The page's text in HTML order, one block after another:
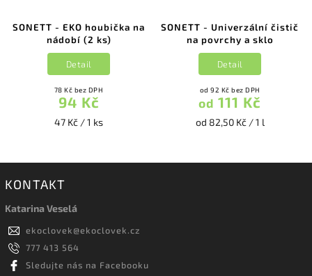
SONETT - EKO houbička na
nádobí (2 ks)
78 Kč bez DPH
94 Kč
47 Kč / 1 ks
Detail
SONETT - Univerzální čistič
na povrchy a sklo
od 92 Kč bez DPH
od 111 Kč
od 82,50 Kč / 1 l
Detail
KONTAKT
Katarina Veselá
ekoclovek@ekoclovek.cz
777 413 564
Sledujte nás na Facebooku